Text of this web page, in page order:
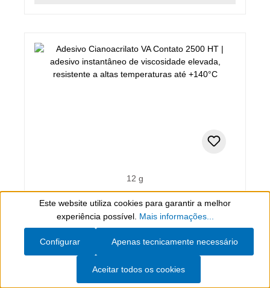
12 g
Adesivo Cianoacrilato VA Contato
2500 HT
adesivo instantâneo de viscosidade elevada,
resistente a altas temperaturas até +140°C
27,07 €*
Show toolbar
Este website utiliza cookies para garantir a melhor
experiência possível. Mais informações...
Apenas tecnicamente necessário
Configurar
Aceitar todos os cookies